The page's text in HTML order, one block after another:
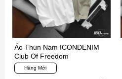
Áo Thun Nam ICONDENIM
Club Of Freedom
Hàng Mới